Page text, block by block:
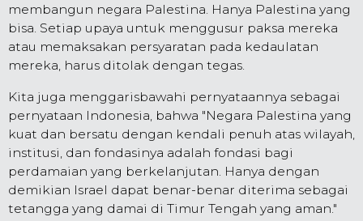
membangun negara Palestina. Hanya Palestina yang
bisa. Setiap upaya untuk menggusur paksa mereka
atau memaksakan persyaratan pada kedaulatan
mereka, harus ditolak dengan tegas.
Kita juga menggarisbawahi pernyataannya sebagai
pernyataan Indonesia, bahwa "Negara Palestina yang
kuat dan bersatu dengan kendali penuh atas wilayah,
institusi, dan fondasinya adalah fondasi bagi
perdamaian yang berkelanjutan. Hanya dengan
demikian Israel dapat benar-benar diterima sebagai
tetangga yang damai di Timur Tengah yang aman."